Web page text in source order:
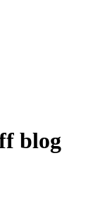
blog